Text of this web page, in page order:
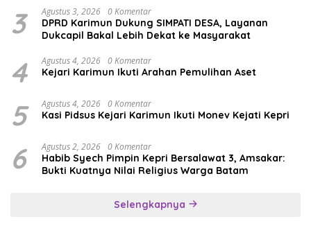
3 Agustus 3, 2026 0 Komentar
DPRD Karimun Dukung SIMPATI DESA, Layanan
Dukcapil Bakal Lebih Dekat ke Masyarakat
4 Agustus 4, 2026 0 Komentar
Kejari Karimun Ikuti Arahan Pemulihan Aset
5 Agustus 4, 2026 0 Komentar
Kasi Pidsus Kejari Karimun Ikuti Monev Kejati Kepri
6 Agustus 2, 2026 0 Komentar
Habib Syech Pimpin Kepri Bersalawat 3, Amsakar:
Bukti Kuatnya Nilai Religius Warga Batam
Selengkapnya